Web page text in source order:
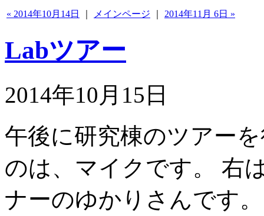
« 2014年10月14日 メインページ 2014年11月 6日 »
Labツアー
2014年10月15日
午後に研究棟のツアー
のは、マイクです。 右
ナーのゆかりさんです